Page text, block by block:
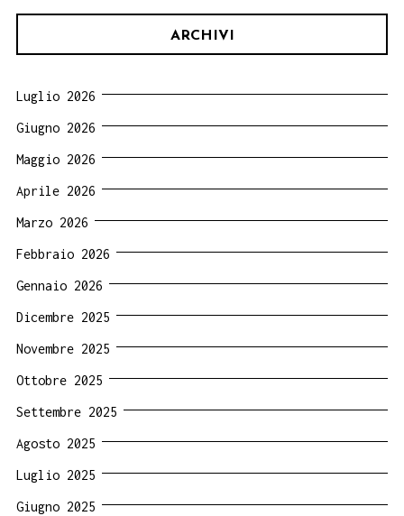
ARCHIVI
Luglio 2026
Giugno 2026
Maggio 2026
Aprile 2026
Marzo 2026
Febbraio 2026
Gennaio 2026
Dicembre 2025
Novembre 2025
Ottobre 2025
Settembre 2025
Agosto 2025
Luglio 2025
Giugno 2025